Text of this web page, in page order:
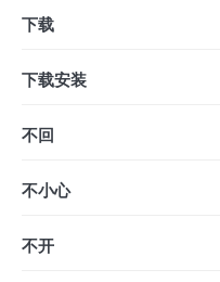
下载
下载安装
不回
不小心
不开